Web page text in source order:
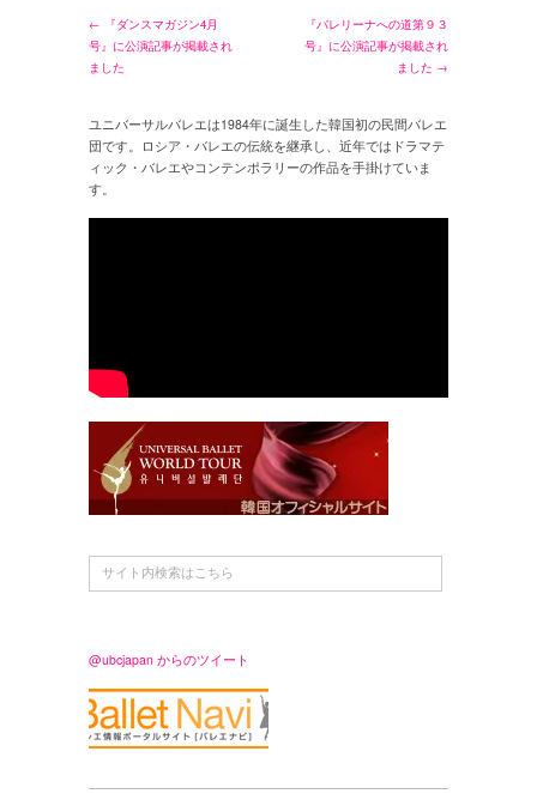
← 『ダンスマガジン4月
号』に公演記事が掲載され
ました
『バレリーナへの道第９３
号』に公演記事が掲載され
ました →
ユニバーサルバレエは1984年に誕生した韓国初の民間バレエ
団です。ロシア・バレエの伝統を継承し、近年ではドラマテ
ィック・バレエやコンテンポラリーの作品を手掛けていま
す。
@ubcjapan からのツイート